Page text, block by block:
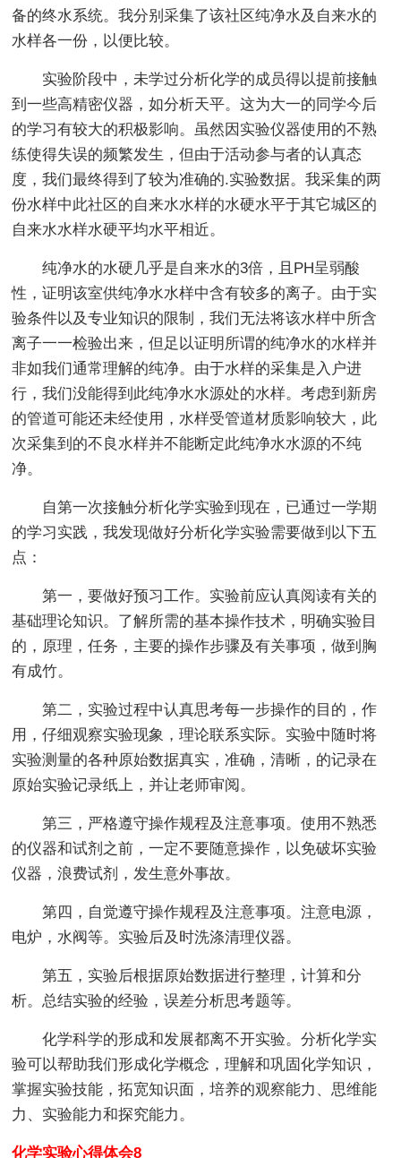
备的终水系统。我分别采集了该社区纯净水及自来水的
水样各一份，以便比较。
实验阶段中，未学过分析化学的成员得以提前接触
到一些高精密仪器，如分析天平。这为大一的同学今后
的学习有较大的积极影响。虽然因实验仪器使用的不熟
练使得失误的频繁发生，但由于活动参与者的认真态
度，我们最终得到了较为准确的.实验数据。我采集的两
份水样中此社区的自来水水样的水硬水平于其它城区的
自来水水样水硬平均水平相近。
纯净水的水硬几乎是自来水的3倍，且PH呈弱酸
性，证明该室供纯净水水样中含有较多的离子。由于实
验条件以及专业知识的限制，我们无法将该水样中所含
离子一一检验出来，但足以证明所谓的纯净水的水样并
非如我们通常理解的纯净。由于水样的采集是入户进
行，我们没能得到此纯净水水源处的水样。考虑到新房
的管道可能还未经使用，水样受管道材质影响较大，此
次采集到的不良水样并不能断定此纯净水水源的不纯
净。
自第一次接触分析化学实验到现在，已通过一学期
的学习实践，我发现做好分析化学实验需要做到以下五
点：
第一，要做好预习工作。实验前应认真阅读有关的
基础理论知识。了解所需的基本操作技术，明确实验目
的，原理，任务，主要的操作步骤及有关事项，做到胸
有成竹。
第二，实验过程中认真思考每一步操作的目的，作
用，仔细观察实验现象，理论联系实际。实验中随时将
实验测量的各种原始数据真实，准确，清晰，的记录在
原始实验记录纸上，并让老师审阅。
第三，严格遵守操作规程及注意事项。使用不熟悉
的仪器和试剂之前，一定不要随意操作，以免破坏实验
仪器，浪费试剂，发生意外事故。
第四，自觉遵守操作规程及注意事项。注意电源，
电炉，水阀等。实验后及时洗涤清理仪器。
第五，实验后根据原始数据进行整理，计算和分
析。总结实验的经验，误差分析思考题等。
化学科学的形成和发展都离不开实验。分析化学实
验可以帮助我们形成化学概念，理解和巩固化学知识，
掌握实验技能，拓宽知识面，培养的观察能力、思维能
力、实验能力和探究能力。
化学实验心得体会8